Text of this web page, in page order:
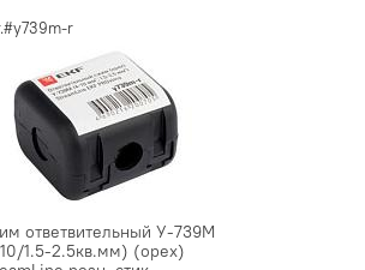
r
ответвительный У-739М
1.5-2.5кв.мм) (орех)